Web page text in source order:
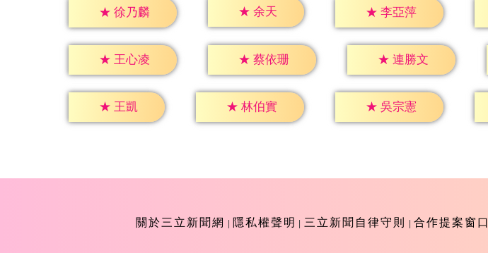
★ 徐乃麟 ★ 余天 ★ 李亞萍
★ 王心凌 ★ 蔡依珊 ★ 連勝文
★ 王凱 ★ 林伯實 ★ 吳宗憲
關於三立新聞網 隱私權聲明 三立新聞自律守則 合作提案窗口